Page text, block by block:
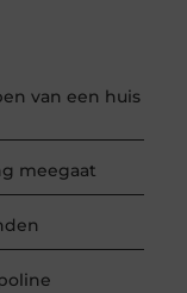
van een huis
meegaat